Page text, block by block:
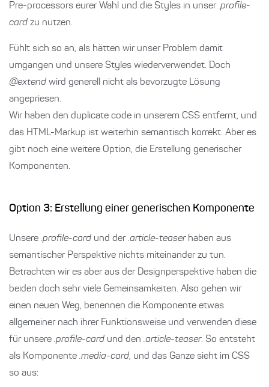
Pre-processors eurer Wahl und die Styles in unser.profile-
card zu nutzen.
Fühlt sich so an, als hätten wir unser Problem damit
umgangen und unsere Styles wiederverwendet. Doch
@extend wird generell nicht als bevorzugte Lösung
angepriesen.
Wir haben den duplicate code in unserem CSS entfernt, und
das HTML-Markup ist weiterhin semantisch korrekt. Aber es
gibt noch eine weitere Option, die Erstellung generischer
Komponenten.
Option 3: Erstellung einer generischen Komponente
Unsere .profile-card und der.article-teaserhaben aus
semantischer Perspektive nichts miteinander zu tun.
Betrachten wir es aber aus der Designperspektive haben die
beiden doch sehr viele Gemeinsamkeiten. Also gehen wir
einen neuen Weg, benennen die Komponente etwas
allgemeiner nach ihrer Funktionsweise und verwenden diese
für unsere .profile-card und den .article-teaser. So entsteht
als Komponente .media-card, und das Ganze sieht im CSS
so aus: